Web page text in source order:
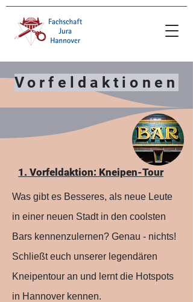
Vorfeldaktionen
1. Vorfeldaktion: Kneipen-Tour
Was gibt es Besseres, als neue Leute
in einer neuen Stadt in den coolsten
Bars kennenzulernen? Genau - nichts!
Schließt euch unserer legendären
Kneipentour an und lernt die Hotspots
in Hannover kennen.